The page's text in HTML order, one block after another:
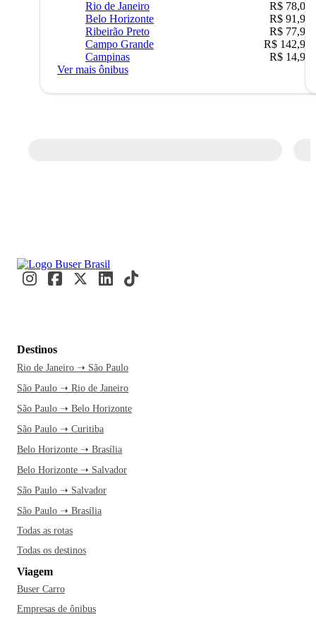
Rio de Janeiro
R$ 78,02
Belo Horizonte
R$ 91,90
Ribeirão Preto
R$ 77,90
Campo Grande
R$ 142,90
Campinas
R$ 14,90
Ver mais ônibus
Destinos
Rio de Janeiro ➝ São Paulo
São Paulo ➝ Rio de Janeiro
São Paulo ➝ Belo Horizonte
São Paulo ➝ Curitiba
Belo Horizonte ➝ Brasília
Belo Horizonte ➝ Salvador
São Paulo ➝ Salvador
São Paulo ➝ Brasília
Todas as rotas
Todas os destinos
Viagem
Buser Carro
Empresas de ônibus